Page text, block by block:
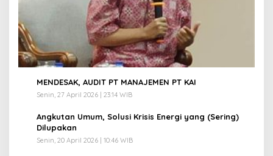
MENDESAK, AUDIT PT MANAJEMEN PT KAI
Senin, 27 April 2026 | 23:14 WIB
Angkutan Umum, Solusi Krisis Energi yang (Sering)
Dilupakan
Senin, 20 April 2026 | 10:46 WIB